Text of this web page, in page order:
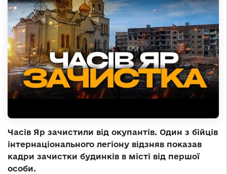
Часів Яр зачистили від окупантів. Один з бійців
інтернаціонального легіону відзняв показав
кадри зачистки будинків в місті від першої
особи.